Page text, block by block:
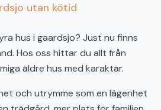
utan kötid
hus i gaardsjo? Just nu finns
Hos oss hittar du allt från
äldre hus med karaktär.
och utrymme som en lägenhet